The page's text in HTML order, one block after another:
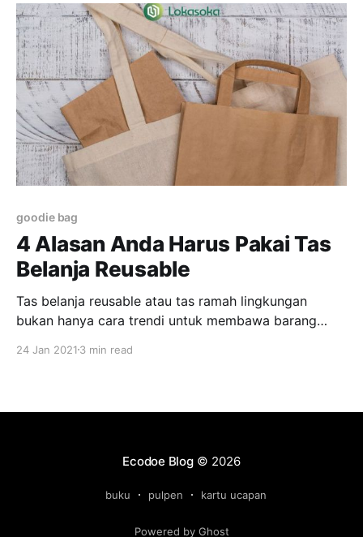
ide-souvenir-perusahaan/]
akan sangat erat dengan sampah.Di
Indonesia utamanya kita dapat melihat sampah diman
a-mana khususnya didaerah perkotaan
dan sekarang menjadi masalah besar lingkungan Indo
nesia. Sampah di
Indonesia merupakan masalah yang sangat
goodie bag
4 Alasan Anda Harus Pakai Tas
Belanja Reusable
Tas belanja reusable atau tas ramah lingkungan
bukan hanya cara trendi untuk membawa barang
aksesoris ‘ instagramable’ saat nongkrong sambil
ramah lingkungan [https://lokasoka.com/c/tas]
24 Jan 2021 3 min read
Ecodoe Blog© 2026
buku pulpen kartu ucapan
Powered by Ghost